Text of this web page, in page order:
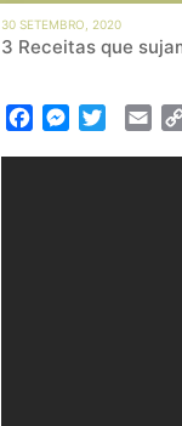
30 SETEMBRO, 2020
3 Receitas que
FacebookMessenger
Twitter